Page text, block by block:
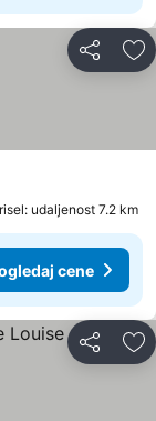
Deli
udaljenost 7.2 km
cene
Deli